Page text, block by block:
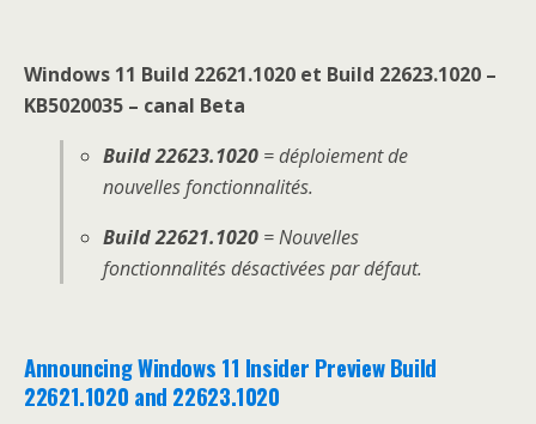
Windows 11 Build 22621.1020 et Build 22623.1020 –
KB5020035 – canal Beta
Build 22623.1020 = déploiement de
nouvelles fonctionnalités.
Build 22621.1020 = Nouvelles
fonctionnalités désactivées par défaut.
Announcing Windows 11 Insider Preview Build
22621.1020 and 22623.1020